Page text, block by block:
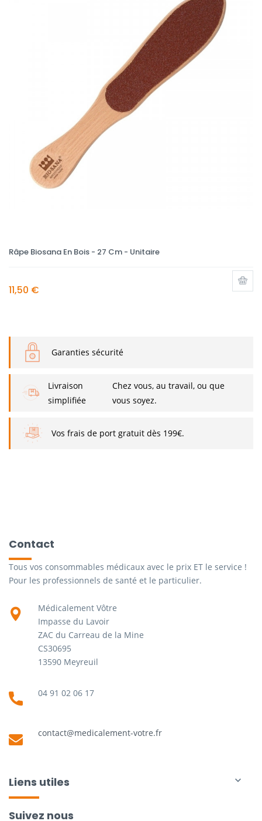
Râpe Biosana En Bois - 27 Cm - Unitaire
11,50 €
Garanties sécurité
Livraison
simplifiée
Chez vous, au travail, ou que
vous soyez.
Vos frais de port gratuit dès 199€.
Contact
Tous vos consommables médicaux avec le prix ET le service !
Pour les professionnels de santé et le particulier.
Médicalement Vôtre
Impasse du Lavoir
ZAC du Carreau de la Mine
CS30695
13590 Meyreuil
04 91 02 06 17
contact@medicalement-votre.fr
Liens utiles 
Suivez nous